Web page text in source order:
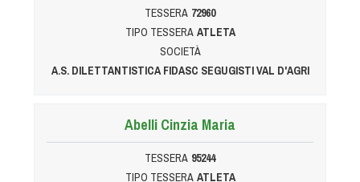
TESSERA 72960
TIPO TESSERA ATLETA
SOCIETÀ
A.S. DILETTANTISTICA FIDASC SEGUGISTI VAL D'AGRI
Abelli Cinzia Maria
TESSERA 95244
TIPO TESSERA ATLETA
Freestyle
Protezione civile Sportiva
Cinofilia Venatoria
Sleddog